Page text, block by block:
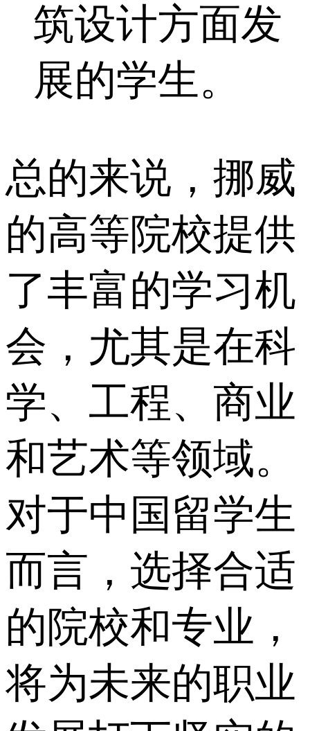
筑设计方面发
展的学生。
总的来说，挪威
的高等院校提供
了丰富的学习机
会，尤其是在科
学、工程、商业
和艺术等领域。
对于中国留学生
而言，选择合适
的院校和专业，
将为未来的职业